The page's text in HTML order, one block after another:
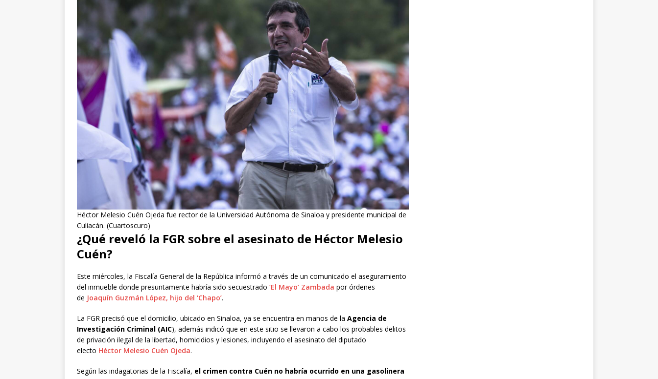
Héctor Melesio Cuén Ojeda fue rector de la Universidad Autónoma de Sinaloa y presidente municipal de
Culiacán. (Cuartoscuro)
¿Qué reveló la FGR sobre el asesinato de Héctor Melesio
Cuén?
Este miércoles, la Fiscalía General de la República informó a través de un comunicado el aseguramiento
del inmueble donde presuntamente habría sido secuestrado ‘El Mayo’ Zambada por órdenes
de Joaquín Guzmán López, hijo del ‘Chapo’.
La FGR precisó que el domicilio, ubicado en Sinaloa, ya se encuentra en manos de la Agencia de
Investigación Criminal (AIC), además indicó que en este sitio se llevaron a cabo los probables delitos
de privación ilegal de la libertad, homicidios y lesiones, incluyendo el asesinato del diputado
electo Héctor Melesio Cuén Ojeda.
Según las indagatorias de la Fiscalía, el crimen contra Cuén no habría ocurrido en una gasolinera